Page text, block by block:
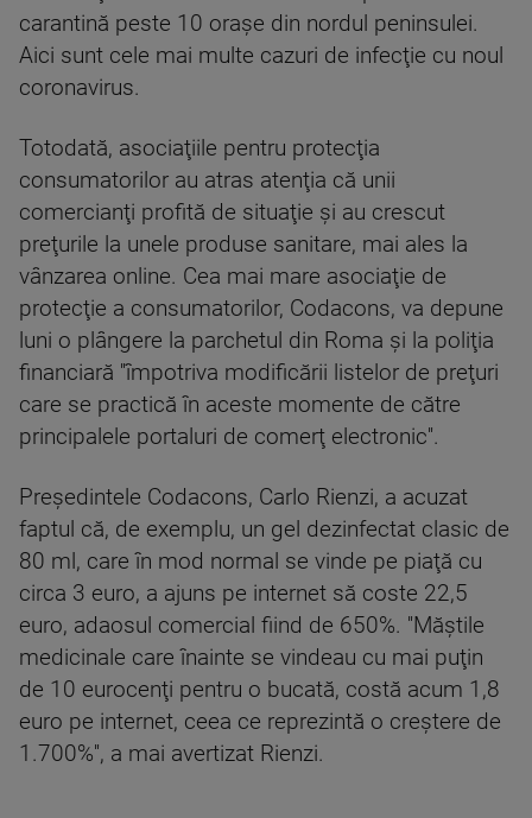
carantină peste 10 oraşe din nordul peninsulei.
Aici sunt cele mai multe cazuri de infecţie cu noul
coronavirus.
Totodată, asociaţiile pentru protecţia
consumatorilor au atras atenţia că unii
comercianţi profită de situaţie şi au crescut
preţurile la unele produse sanitare, mai ales la
vânzarea online. Cea mai mare asociaţie de
protecţie a consumatorilor, Codacons, va depune
luni o plângere la parchetul din Roma şi la poliţia
financiară ''împotriva modificării listelor de preţuri
care se practică în aceste momente de către
principalele portaluri de comerţ electronic''.
Preşedintele Codacons, Carlo Rienzi, a acuzat
faptul că, de exemplu, un gel dezinfectat clasic de
80 ml, care în mod normal se vinde pe piaţă cu
circa 3 euro, a ajuns pe internet să coste 22,5
euro, adaosul comercial fiind de 650%. ''Măştile
medicinale care înainte se vindeau cu mai puţin
de 10 eurocenţi pentru o bucată, costă acum 1,8
euro pe internet, ceea ce reprezintă o creştere de
1.700%'', a mai avertizat Rienzi.